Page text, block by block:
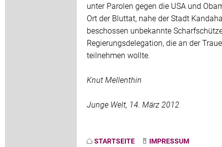
unter Parolen gegen die USA und
Ort der Bluttat, nahe der Stadt
beschossen unbekannte
Regierungsdelegation, die an der
teilnehmen wollte.
Knut Mellenthin
Junge Welt, 14. März 2012
STARTSEITE IMPRESSUM